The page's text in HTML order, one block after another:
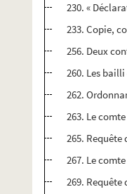
230. «
233. Copie,
256. Deux
260. Les
262.
263. Le
265. Requête
267. Le
269. Requête